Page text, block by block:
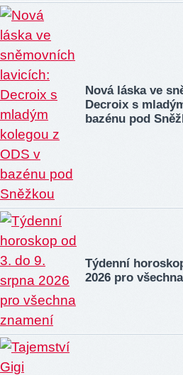
Nová láska ve
Decroix s
bazénu pod
Týdenní
2026 pro